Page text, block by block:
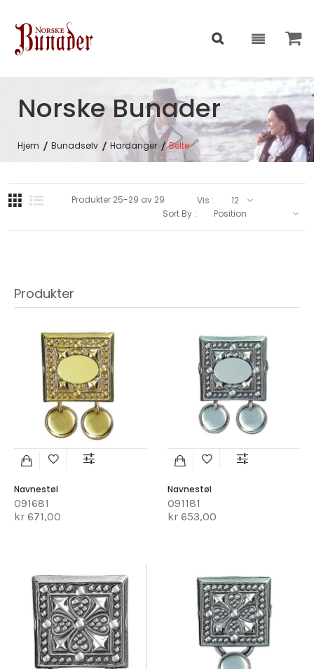
Norske Bunader
Hjem Bunadsølv Hardanger Belte
Produkter
Navnestøl
091681
kr 671,00
Navnestøl
091181
kr 653,00
Produkter 25-29 av 29
Vis :
Sort By :